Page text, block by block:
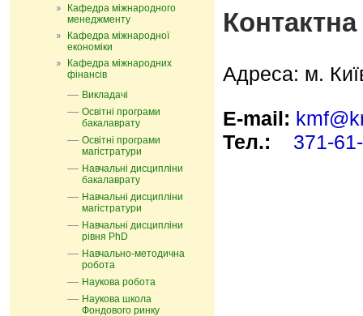
Кафедра міжнародного
менеджменту
Кафедра міжнародної
економіки
Кафедра міжнародних
фінансів
Викладачі
Освітні програми
бакалаврату
Освітні програми
магістратури
Навчальні дисципліни
бакалаврату
Навчальні дисципліни
магістратури
Навчальні дисципліни
рівня PhD
Навчально-методична
робота
Наукова робота
Наукова школа
Фондового ринку
Адреса: м.
E-mail:
Тел.:
371-